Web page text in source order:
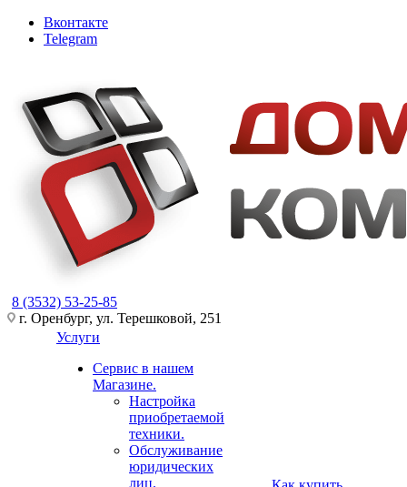
Вконтакте
Telegram
8 (3532) 53-25-85
г. Оренбург, ул. Терешковой, 251
Услуги
Сервис в нашем
Магазине.
Настройка
приобретаемой
техники.
Обслуживание
юридических
лиц.